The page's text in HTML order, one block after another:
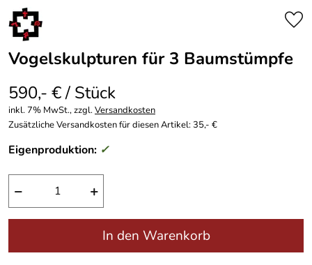
Vogelskulpturen für 3 Baumstümpfe
590,- € / Stück
inkl. 7% MwSt., zzgl.Versandkosten
Zusätzliche Versandkosten für diesen Artikel: 35,- €
Eigenproduktion: ✓
− +
In den Warenkorb